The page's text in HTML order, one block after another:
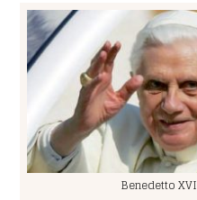
Benedetto XVI